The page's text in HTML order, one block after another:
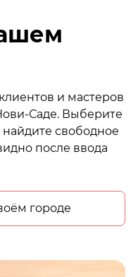
и мастеров
Саде. Выберите
свободное
после ввода
городе